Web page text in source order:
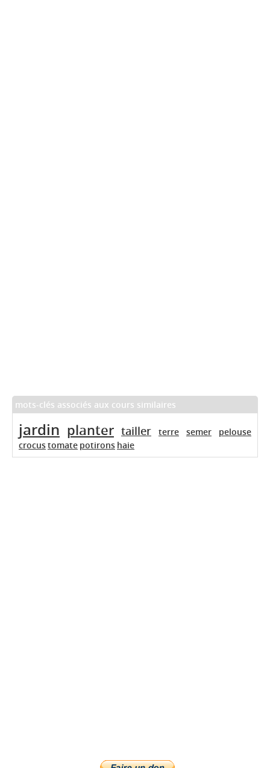
mots-clés associés aux cours similaires
jardin planter tailler terre semer
pelouse
crocustomate potirons haie